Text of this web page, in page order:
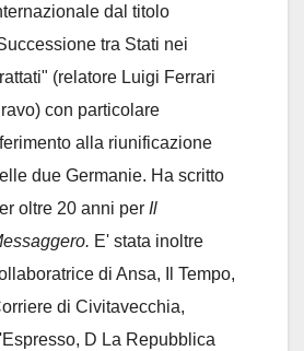
dal titolo
tra Stati nei
(relatore Luigi Ferrari
con particolare
alla riunificazione
due Germanie. Ha scritto
oltre 20 anni per Il
E' stata inoltre
di Ansa, Il Tempo,
di Civitavecchia,
D La Repubblica